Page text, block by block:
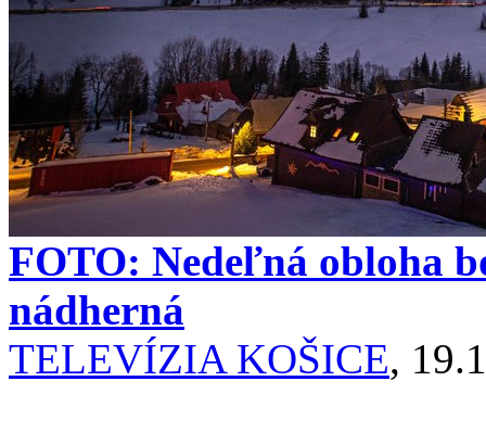
FOTO: Nedeľná obloha
nádherná
TELEVÍZIA KOŠICE,